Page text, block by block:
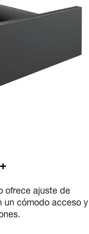
ofrece ajuste de
un cómodo acceso y